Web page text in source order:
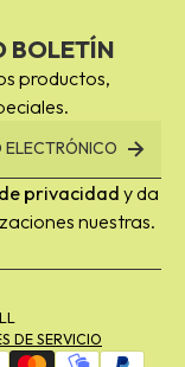
BOLETÍN
productos,
privacidad y da
nuestras.
DE SERVICIO